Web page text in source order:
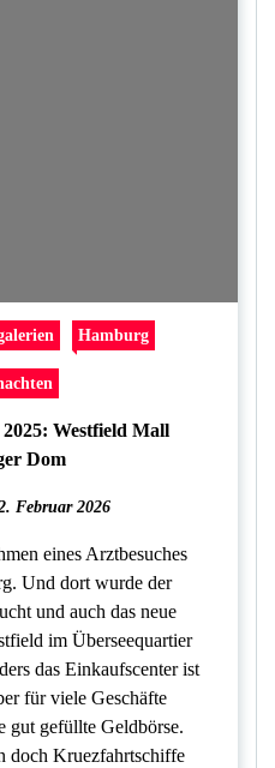
Hamburg
Westfield Mall
Dom
Februar 2026
eines Arztbesuches
Und dort wurde der
und auch das neue
im Überseequartier
das Einkaufscenter ist
für viele Geschäfte
gut gefüllte Geldbörse.
doch Kruezfahrtschiffe